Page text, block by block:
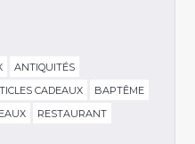
ANTIQUITÉS
CADEAUX
BAPTÊME
RESTAURANT